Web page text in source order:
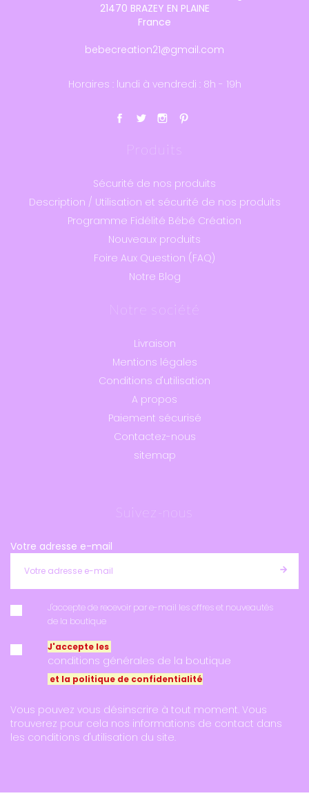
21470 BRAZEY EN PLAINE
France
bebecreation21@gmail.com
Horaires : lundi à vendredi : 8h - 19h
Produits
Sécurité de nos produits
Description / Utilisation et sécurité de nos produits
Programme Fidélité Bébé Création
Nouveaux produits
Foire Aux Question (FAQ)
Notre Blog
Notre société
Livraison
Mentions légales
Conditions d'utilisation
A propos
Paiement sécurisé
Contactez-nous
sitemap
Suivez-nous
Votre adresse e-mail
J'accepte de recevoir par e-mail les offres et nouveautés
de la boutique
J'accepte les
conditions générales de la boutique
et la politique de confidentialité
Vous pouvez vous désinscrire à tout moment. Vous
trouverez pour cela nos informations de contact dans
les conditions d'utilisation du site.